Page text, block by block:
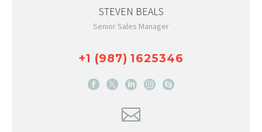
STEVEN BEALS
Senior Sales Manager
+1 (987) 1625346